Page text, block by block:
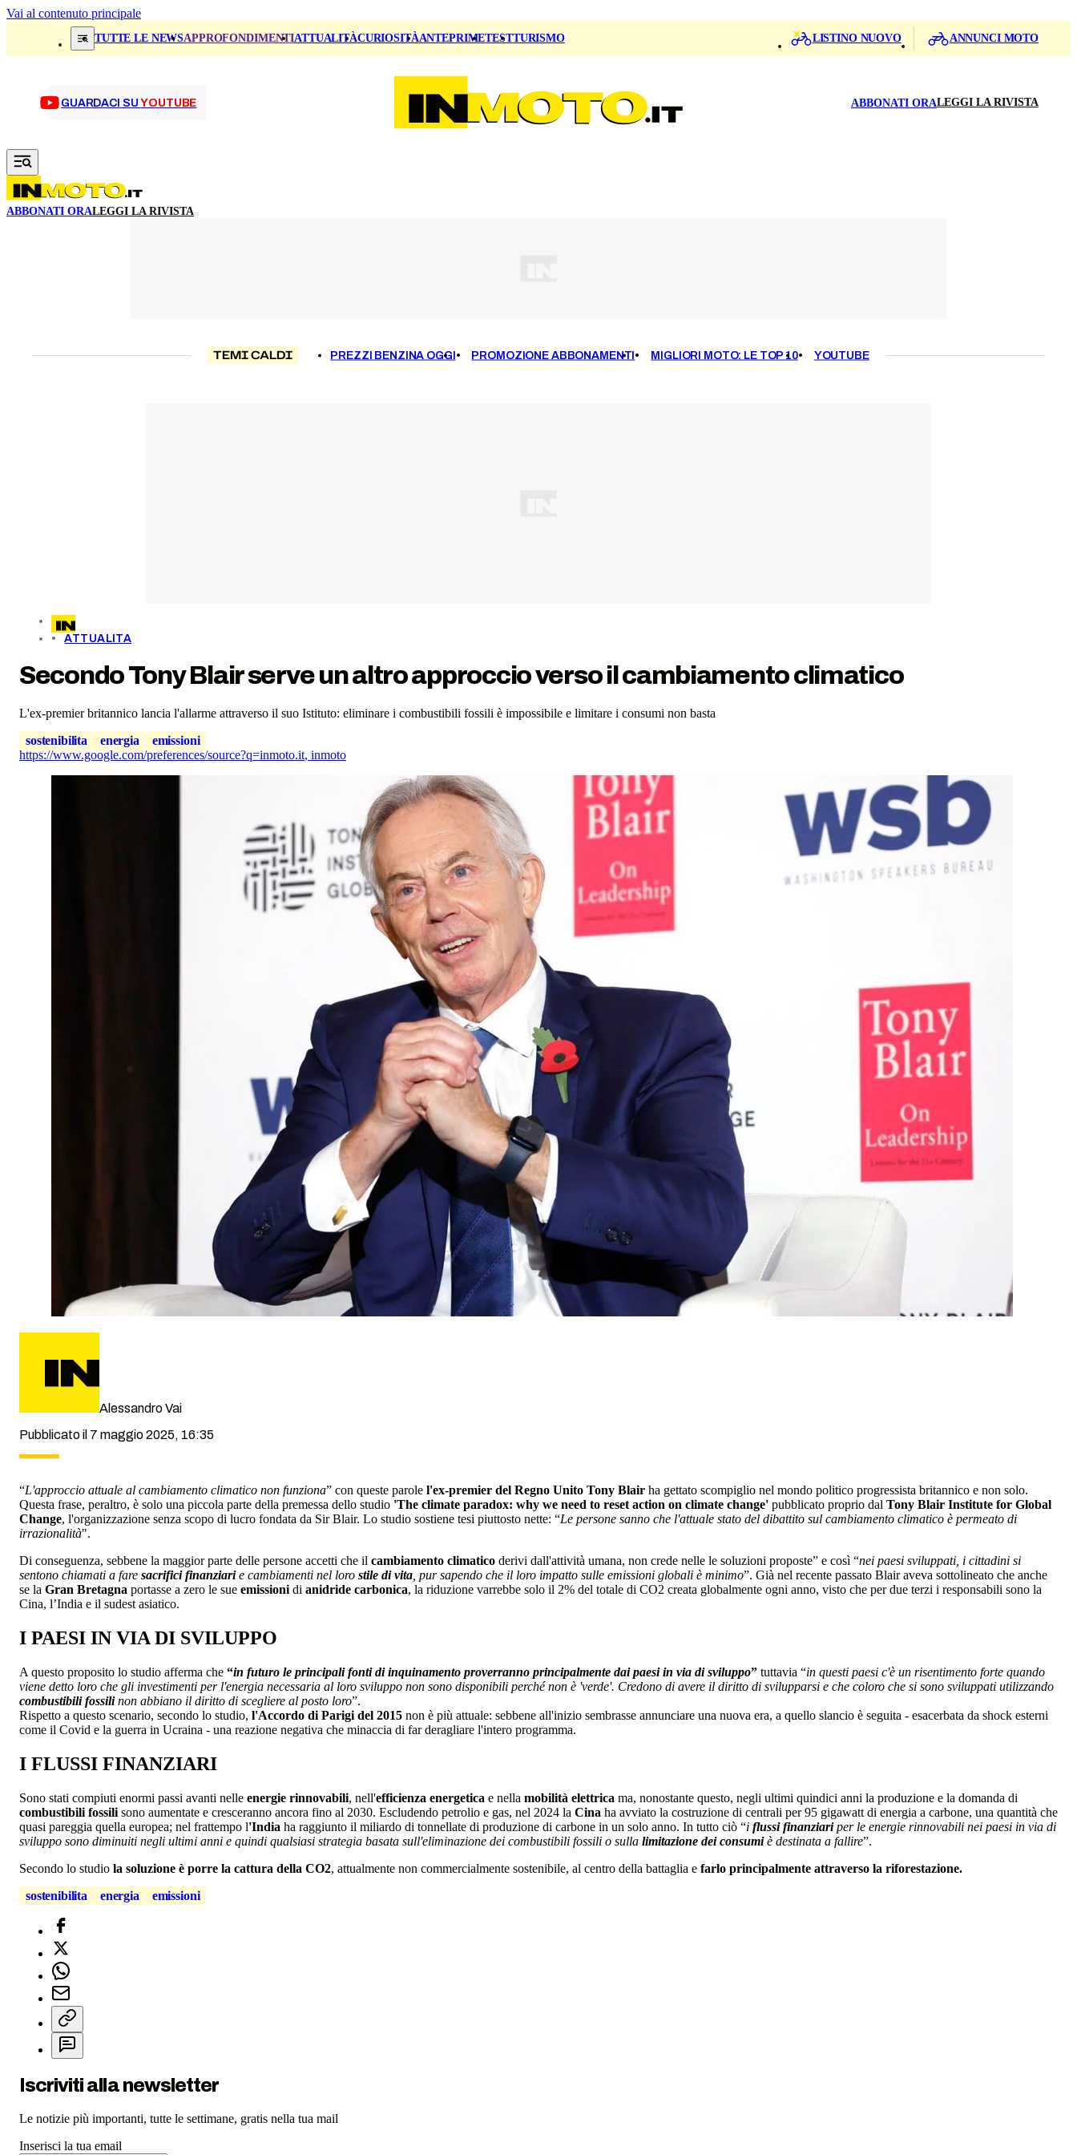
Vai al contenuto principale
TUTTE LE NEWSAPPROFONDIMENTIATTUALITÀCURIOSITÀANTEPRIMETESTTURISMO LISTINO NUOVO ANNUNCI MOTO
GUARDACI SUYOUTUBE ABBONATI ORALEGGI LA RIVISTA
ABBONATI ORALEGGI LA RIVISTA
TEMI CALDI PREZZI BENZINA OGGI PROMOZIONE ABBONAMENTI MIGLIORI MOTO: LE TOP 10 YOUTUBE
ATTUALITA
Secondo Tony Blair serve un altro approccio verso il cambiamento climatico
L'ex-premier britannico lancia l'allarme attraverso il suo Istituto: eliminare i combustibili fossili è impossibile e limitare i consumi non basta
sostenibilita
energia
emissioni
https://www.google.com/preferences/source?q=inmoto.it, inmoto
Alessandro Vai
Pubblicato il 7 maggio 2025, 16:35
“L'approccio attuale al cambiamento climatico non funziona” con queste parole l'ex-premier del Regno Unito Tony Blair ha gettato scompiglio nel mondo politico progressista britannico e non solo.
Questa frase, peraltro, è solo una piccola parte della premessa dello studio 'The climate paradox: why we need to reset action on climate change' pubblicato proprio dal Tony Blair Institute for Global
Change, l'organizzazione senza scopo di lucro fondata da Sir Blair. Lo studio sostiene tesi piuttosto nette: “Le persone sanno che l'attuale stato del dibattito sul cambiamento climatico è permeato di
irrazionalità".
Di conseguenza, sebbene la maggior parte delle persone accetti che il cambiamento climatico derivi dall'attività umana, non crede nelle le soluzioni proposte” e così “nei paesi sviluppati, i cittadini si
sentono chiamati a fare sacrifici finanziarie cambiamenti nel loro stile di vita, pur sapendo che il loro impatto sulle emissioni globali è minimo”. Già nel recente passato Blair aveva sottolineato che anche
se la Gran Bretagna portasse a zero le sue emissionidi anidride carbonica, la riduzione varrebbe solo il 2% del totale di CO2 creata globalmente ogni anno, visto che per due terzi i responsabili sono la
Cina, l’India e il sudest asiatico.
I PAESI IN VIA DI SVILUPPO
A questo proposito lo studio afferma che “in futuro le principali fonti di inquinamento proverranno principalmente dai paesi in via di sviluppo” tuttavia “in questi paesi c'è un risentimento forte quando
viene detto loro che gli investimenti per l'energia necessaria al loro sviluppo non sono disponibili perché non è 'verde'. Credono di avere il diritto di svilupparsi e che coloro che si sono sviluppati utilizzando
combustibili fossilinon abbiano il diritto di scegliere al posto loro”.
Rispetto a questo scenario, secondo lo studio, l'Accordo di Parigi del 2015 non è più attuale: sebbene all'inizio sembrasse annunciare una nuova era, a quello slancio è seguita - esacerbata da shock esterni
come il Covid e la guerra in Ucraina - una reazione negativa che minaccia di far deragliare l'intero programma.
I FLUSSI FINANZIARI
Sono stati compiuti enormi passi avanti nelle energie rinnovabili, nell'efficienza energetica e nella mobilità elettrica ma, nonostante questo, negli ultimi quindici anni la produzione e la domanda di
combustibili fossili sono aumentate e cresceranno ancora fino al 2030. Escludendo petrolio e gas, nel 2024 la Cina ha avviato la costruzione di centrali per 95 gigawatt di energia a carbone, una quantità che
quasi pareggia quella europea; nel frattempo l'India ha raggiunto il miliardo di tonnellate di produzione di carbone in un solo anno. In tutto ciò “i flussi finanziariper le energie rinnovabili nei paesi in via di
sviluppo sono diminuiti negli ultimi anni e quindi qualsiasi strategia basata sull'eliminazione dei combustibili fossili o sulla limitazione dei consumiè destinata a fallire”.
Secondo lo studio la soluzione è porre la cattura della CO2, attualmente non commercialmente sostenibile, al centro della battaglia e farlo principalmente attraverso la riforestazione.
sostenibilita
energia emissioni
Iscriviti alla newsletter
Le notizie più importanti, tutte le settimane, gratis nella tua mail
Inserisci la tua email